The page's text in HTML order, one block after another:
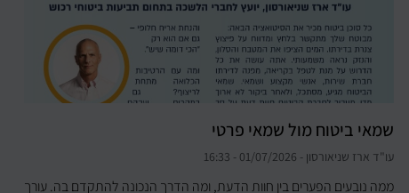
שמאי ביטוח מול שמאי פרטי
עו"ד ארז שניאורסון
ממה נובעים הפערים בין חוות הדעת, ומה הדרך הנכונה להתקדם בה. עורך